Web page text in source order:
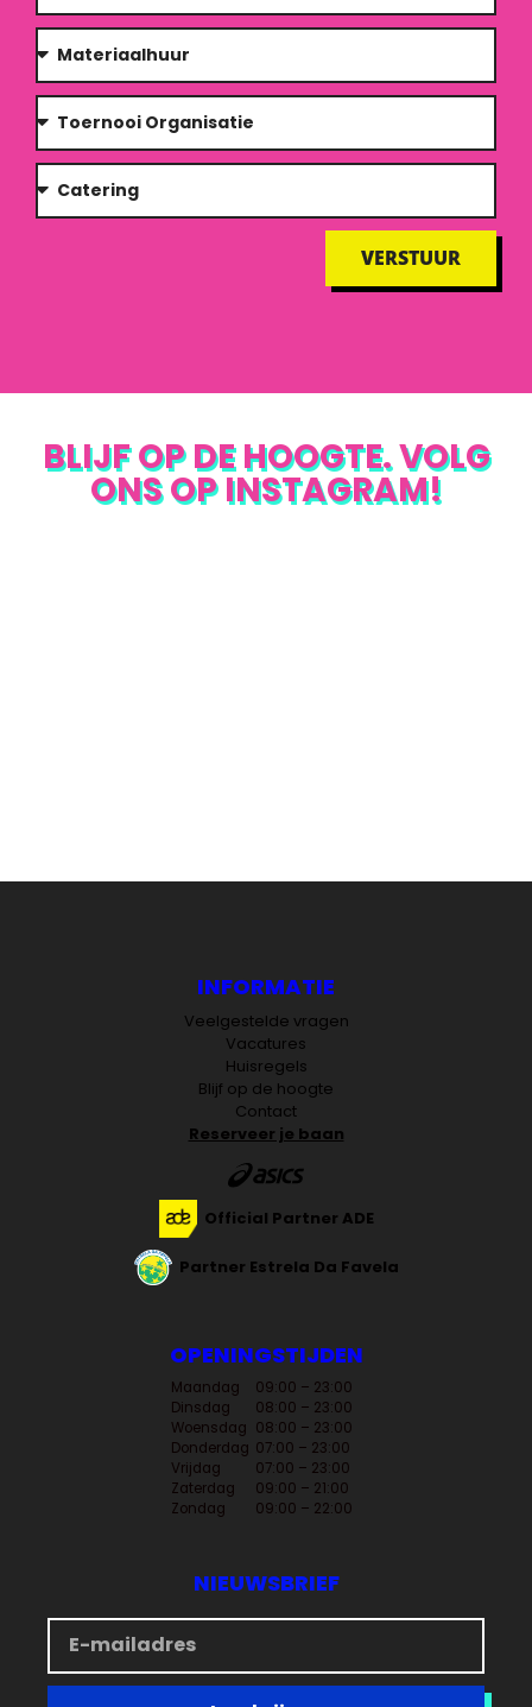
VERSTUUR
BLIJF OP DE HOOGTE. VOLG
ONS OP INSTAGRAM!
INFORMATIE
Veelgestelde vragen
Vacatures
Huisregels
Blijf op de hoogte
Contact
Reserveer je baan
Official Partner ADE
Partner Estrela Da Favela
OPENINGSTIJDEN
Maandag
09:00 – 23:00
Dinsdag
08:00 – 23:00
Woensdag 08:00 – 23:00
Donderdag 07:00 – 23:00
Vrijdag
07:00 – 23:00
Zaterdag
09:00 – 21:00
Zondag
09:00 – 22:00
NIEUWSBRIEF